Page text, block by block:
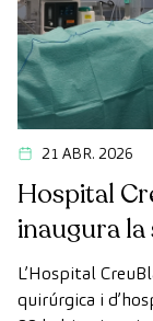
21 ABR. 2026
Hospital
inaugura
L’Hospital
quirúrgica i